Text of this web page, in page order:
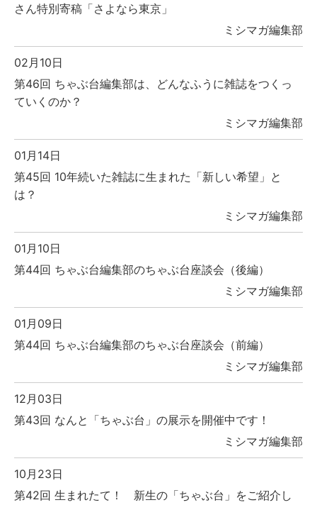
さん特別寄稿「さよなら東京」
ミシマガ編集部
02月10日
第46回 ちゃぶ台編集部は、どんなふうに雑誌をつくっ
ていくのか？
ミシマガ編集部
01月14日
第45回 10年続いた雑誌に生まれた「新しい希望」と
は？
ミシマガ編集部
01月10日
第44回 ちゃぶ台編集部のちゃぶ台座談会（後編）
ミシマガ編集部
01月09日
第44回 ちゃぶ台編集部のちゃぶ台座談会（前編）
ミシマガ編集部
12月03日
第43回 なんと「ちゃぶ台」の展示を開催中です！
ミシマガ編集部
10月23日
第42回 生まれたて！ 新生の「ちゃぶ台」をご紹介し